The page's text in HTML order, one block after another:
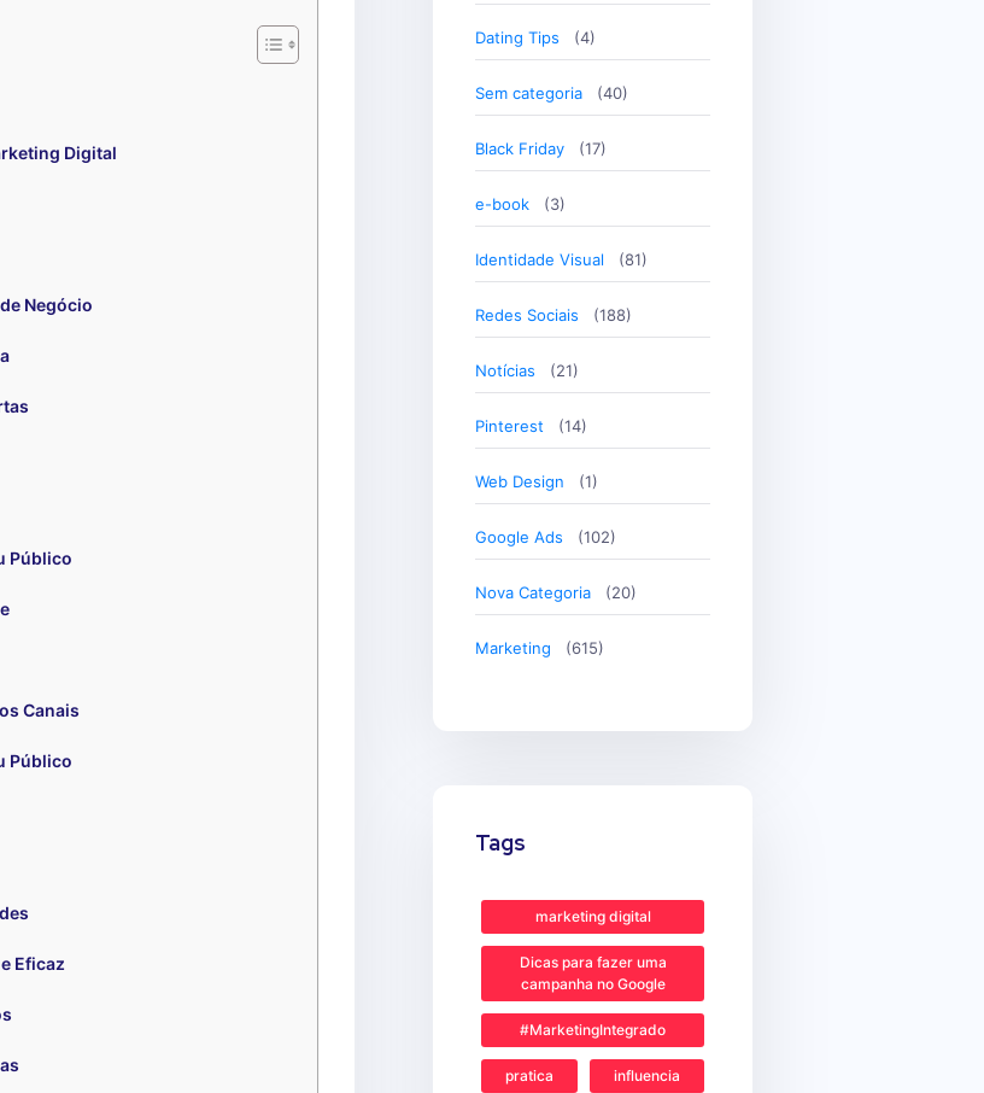
Digital
Negócio
Público
Canais
Público
Eficaz
Dating Tips (4)
Sem categoria (40)
Black Friday (17)
e-book (3)
Identidade Visual (81)
Redes Sociais (188)
Notícias (21)
Pinterest (14)
Web Design (1)
Google Ads (102)
Nova Categoria (20)
Marketing (615)
Tags
marketing digital
Dicas para fazer uma
campanha no Google
#MarketingIntegrado
pratica influencia